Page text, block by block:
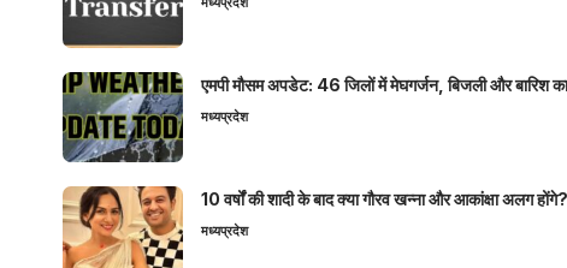
एमपी मौसम अपडेट: 46 जिलों में मेघगर्जन, बिजली और बारिश
मध्यप्रदेश
10 वर्षों की शादी के बाद क्या गौरव खन्ना और आकांक्षा अलग
मध्यप्रदेश